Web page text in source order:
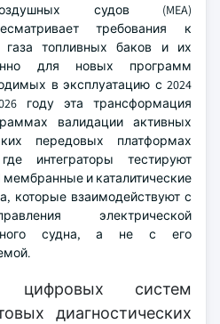
судов (MEA)
требования к
газа топливных баков и их
для новых программ
в эксплуатацию с 2024
году эта трансформация
валидации активных
передовых платформах
интеграторы тестируют
мембранные и каталитические
которые взаимодействуют с
электрической
судна, а не с его
цифровых систем
диагностических